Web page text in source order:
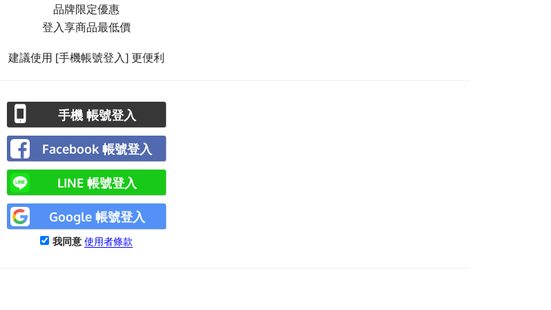
品牌限定優惠
登入享商品最低價
建議使用 [手機帳號登入] 更便利
手機 帳號登入
Facebook 帳號登入
LINE 帳號登入
Google 帳號登入
我同意 使用者條款